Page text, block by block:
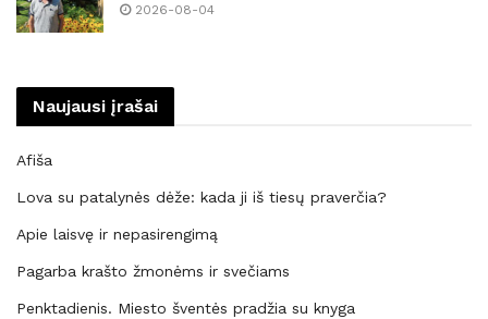
2026-08-04
Naujausi įrašai
Afiša
Lova su patalynės dėže: kada ji iš tiesų praverčia?
Apie laisvę ir nepasirengimą
Pagarba krašto žmonėms ir svečiams
Penktadienis. Miesto šventės pradžia su knyga